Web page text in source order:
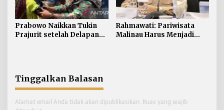
Prabowo Naikkan Tukin
Prajurit setelah Delapan
Rahmawati: Pariwisata
Malinau Harus Menjadi
Tinggalkan Balasan
Alamat email Anda tidak akan dipublikasikan. Ruas yang wajib